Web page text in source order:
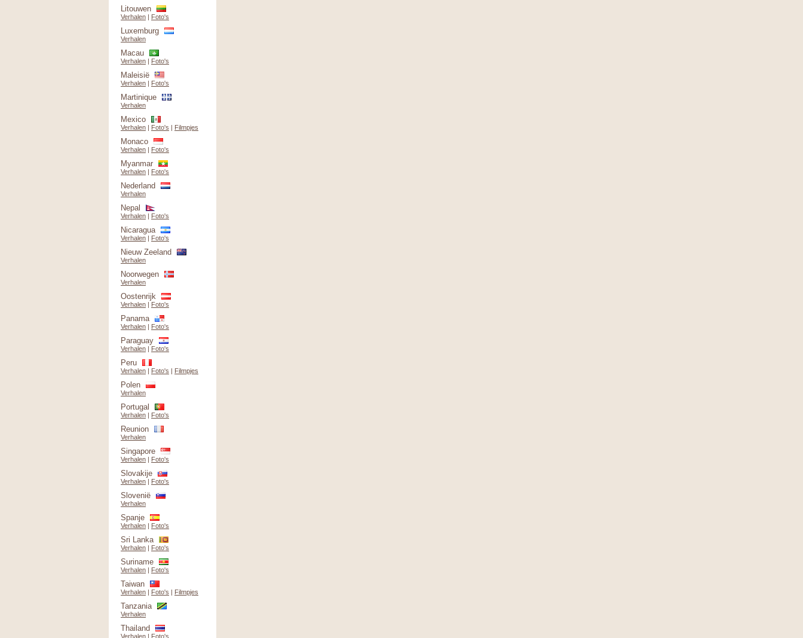
Litouwen
Verhalen | Foto's
Luxemburg
Verhalen
Macau
Verhalen | Foto's
Maleisië
Verhalen | Foto's
Martinique
Verhalen
Mexico
Verhalen | Foto's | Filmpjes
Monaco
Verhalen | Foto's
Myanmar
Verhalen | Foto's
Nederland
Verhalen
Nepal
Verhalen | Foto's
Nicaragua
Verhalen | Foto's
Nieuw Zeeland
Verhalen
Noorwegen
Verhalen
Oostenrijk
Verhalen | Foto's
Panama
Verhalen | Foto's
Paraguay
Verhalen | Foto's
Peru
Verhalen | Foto's | Filmpjes
Polen
Verhalen
Portugal
Verhalen | Foto's
Reunion
Verhalen
Singapore
Verhalen | Foto's
Slovakije
Verhalen | Foto's
Slovenië
Verhalen
Spanje
Verhalen | Foto's
Sri Lanka
Verhalen | Foto's
Suriname
Verhalen | Foto's
Taiwan
Verhalen | Foto's | Filmpjes
Tanzania
Verhalen
Thailand
Verhalen | Foto's